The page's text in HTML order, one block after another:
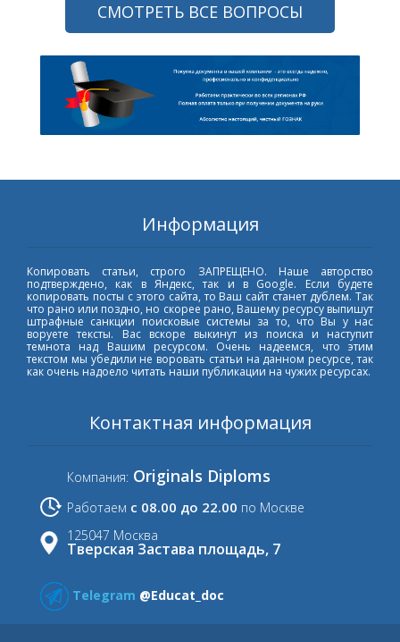
СМОТРЕТЬ ВСЕ ВОПРОСЫ
Информация
Копировать статьи, строго ЗАПРЕЩЕНО. Наше авторство
подтверждено, как в Яндекс, так и в Google. Если будете
копировать посты с этого сайта, то Ваш сайт станет дублем. Так
что рано или поздно, но скорее рано, Вашему ресурсу выпишут
штрафные санкции поисковые системы за то, что Вы у нас
воруете тексты. Вас вскоре выкинут из поиска и наступит
темнота над Вашим ресурсом. Очень надеемся, что этим
текстом мы убедили не воровать статьи на данном ресурсе, так
как очень надоело читать наши публикации на чужих ресурсах.
Контактная информация
Компания: Originals Diploms
Работаем с 08.00 до 22.00 по Москве
125047 Москва
Тверская Застава площадь, 7
Telegram @Educat_doc